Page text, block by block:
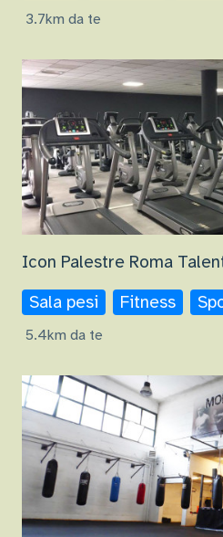
3.7km da te
Icon Palestre Roma
Sala pesi
Fitness
5.4km da te